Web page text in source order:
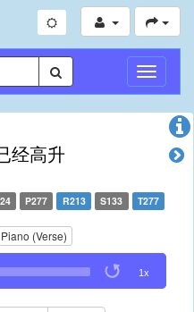
Toggle
经高升
P277 R213 S133 T277
Piano (Verse)
1x